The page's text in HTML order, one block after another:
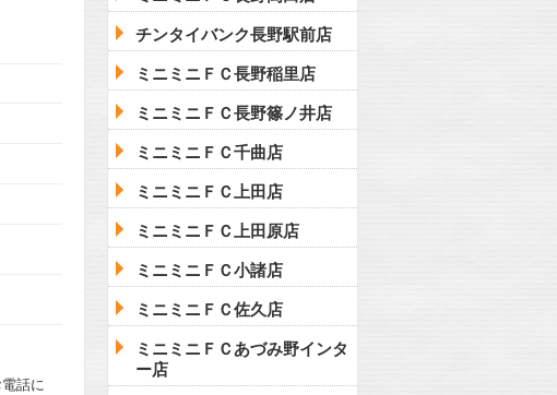
話に
チンタイバンク長野駅前店
ミニミニＦＣ長野稲里店
ミニミニＦＣ長野篠ノ井店
ミニミニＦＣ千曲店
ミニミニＦＣ上田店
ミニミニＦＣ上田原店
ミニミニＦＣ小諸店
ミニミニＦＣ佐久店
ミニミニＦＣあづみ野インタ
ー店